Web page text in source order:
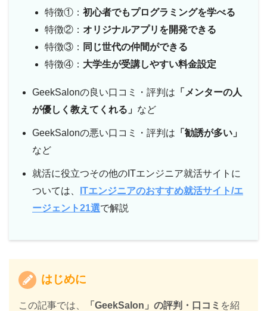
特徴①： 初心者でもプログラミングを学べる
特徴②： オリジナルアプリを開発できる
特徴③： 同じ世代の仲間ができる
特徴④： 大学生が受講しやすい料金設定
GeekSalonの良い口コミ・評判は 「メンターの人
が優しく教えてくれる」 など
GeekSalonの悪い口コミ・評判は 「勧誘が多い」
など
就活に役立つその他のITエンジニア就活サイトに
ついては、
ITエンジニアのおすすめ就活サイト/エ
ージェント21選で解説
はじめに
この記事では、 「GeekSalon」の評判・口コミ を紹